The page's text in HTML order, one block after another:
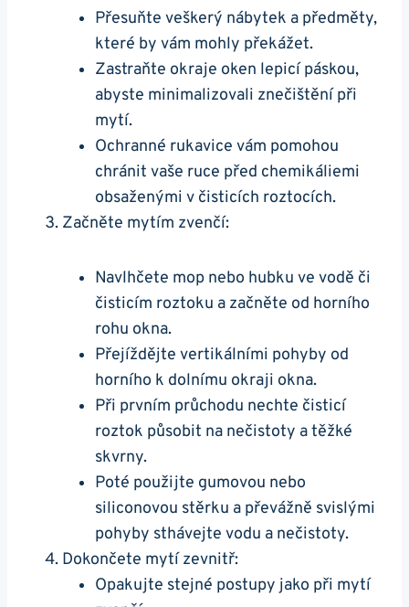
Přesuňte veškerý nábytek a předměty,
které by vám mohly překážet.
Zastraňte okraje oken lepicí páskou,
abyste minimalizovali znečištění při
mytí.
Ochranné rukavice vám pomohou
chránit vaše ruce před chemikáliemi
obsaženými v čisticích roztocích.
Začněte mytím zvenčí:
Navlhčete mop nebo hubku ve vodě či
čisticím roztoku a začněte od horního
rohu okna.
Přejíždějte vertikálními pohyby od
horního k dolnímu okraji okna.
Při prvním průchodu nechte čisticí
roztok působit na nečistoty a těžké
skvrny.
Poté použijte gumovou nebo
siliconovou stěrku a převážně svislými
pohyby sthávejte vodu a nečistoty.
Dokončete mytí zevnitř:
Opakujte stejné postupy jako při mytí